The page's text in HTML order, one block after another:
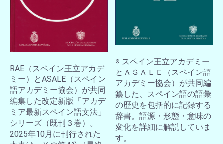
RAE（スペイン王立アカデ
ミー）とASALE（スペイン
語アカデミー協会）が共同
編集した改定新版「アカデ
ミア最新スペイン語文法」
シリーズ（既刊３巻）。
2025年10月に刊行された
※ スペイン王立アカデミー
とＡＳＡＬＥ（スペイン語
アカデミー協会）が共同編
纂した、スペイン語の語彙
の歴史を包括的に記録する
辞書。語源・形態・意味の
変化を詳細に解説していま
す。